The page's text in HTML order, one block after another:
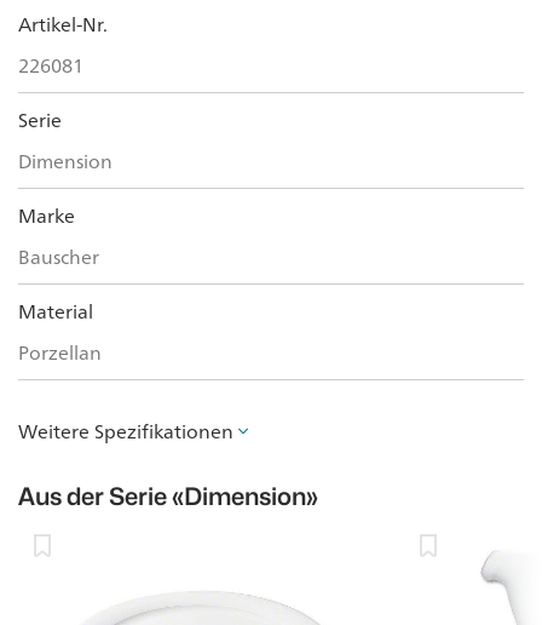
Artikel-Nr.
226081
Serie
Dimension
Marke
Bauscher
Material
Porzellan
Weitere Spezifikationen
Aus der Serie«Dimension»